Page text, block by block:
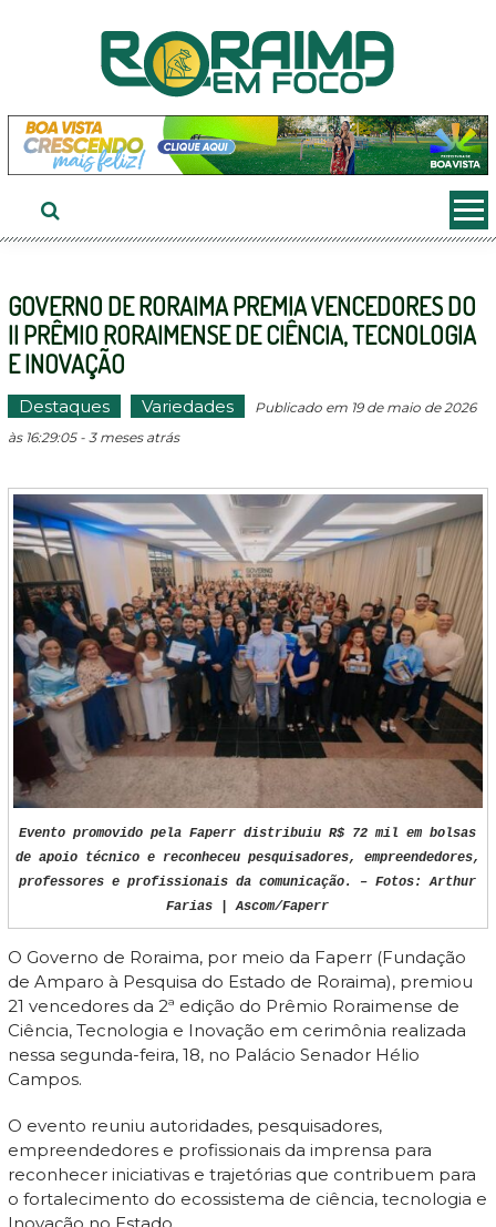
GOVERNO DE RORAIMA PREMIA VENCEDORES DO
II PRÊMIO RORAIMENSE DE CIÊNCIA, TECNOLOGIA
E INOVAÇÃO
Destaques Variedades
Publicado em 19 de maio de 2026
às 16:29:05 - 3 meses atrás
Evento promovido pela Faperr distribuiu R$ 72 mil em bolsas
de apoio técnico e reconheceu pesquisadores, empreendedores,
professores e profissionais da comunicação. – Fotos: Arthur
Farias | Ascom/Faperr
O Governo de Roraima, por meio da Faperr (Fundação
de Amparo à Pesquisa do Estado de Roraima), premiou
21 vencedores da 2ª edição do Prêmio Roraimense de
Ciência, Tecnologia e Inovação em cerimônia realizada
nessa segunda-feira, 18, no Palácio Senador Hélio
Campos.
O evento reuniu autoridades, pesquisadores,
empreendedores e profissionais da imprensa para
reconhecer iniciativas e trajetórias que contribuem para
o fortalecimento do ecossistema de ciência, tecnologia e
Inovação no Estado.